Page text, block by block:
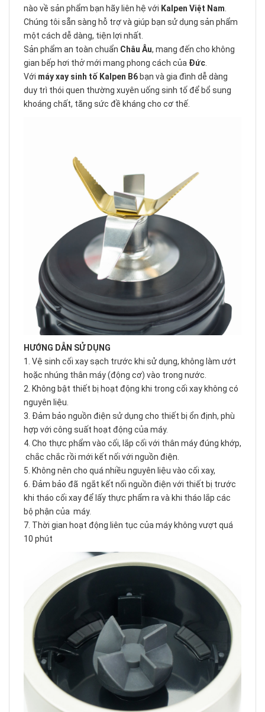
nào về sản phẩm bạn hãy liên hệ với Kalpen Việt Nam
Chúng tôi sẵn sàng hỗ trợ và giúp bạn sử dụng sản phẩm
một cách dễ dàng, tiện lợi nhất.
Sản phẩm an toàn chuẩn Châu Âu, mang đến cho không
gian bếp hơi thở mới mang phong cách của Đức
Với máy xay sinh tố Kalpen B6 bạn và gia đình dễ dàng
duy trì thói quen thường xuyên uống sinh tố để bổ sung
khoáng chất, tăng sức đề kháng cho cơ thế.
HƯỚNG DẪN SỬ DỤNG
1. Vệ sinh cối xay sạch trước khi sử dụng, không làm ướt
hoặc nhúng thân máy (động cơ) vào trong nước.
2. Không bật thiết bị hoạt động khi trong cối xay không có
nguyên liệu.
3. Đảm bảo nguồn điện sử dụng cho thiết bị ổn định, phù
hợp với công suất hoạt động của máy.
4. Cho thực phẩm vào cối, lắp cối với thân máy đúng khớp,
chắc chắc rồi mới kết nối với nguồn điện.
5. Không nên cho quá nhiều nguyên liệu vào cối xay,
6. Đảm bảo đã ngắt kết nối nguồn điện với thiết bị trước
khi tháo cối xay để lấy thực phẩm ra và khi tháo lắp các
bộ phận của máy.
7. Thời gian hoạt động liên tục của máy không vượt quá
10 phút